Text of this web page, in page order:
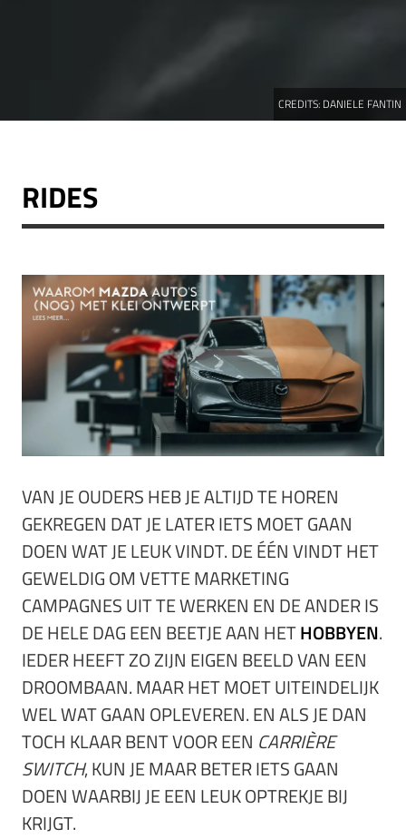
CREDITS: DANIELE FANTIN
RIDES
VAN JE OUDERS HEB JE ALTIJD TE HOREN
GEKREGEN DAT JE LATER IETS MOET GAAN
DOEN WAT JE LEUK VINDT. DE ÉÉN VINDT HET
GEWELDIG OM VETTE MARKETING
CAMPAGNES UIT TE WERKEN EN DE ANDER IS
DE HELE DAG EEN BEETJE AAN HETHOBBYEN.
IEDER HEEFT ZO ZIJN EIGEN BEELD VAN EEN
DROOMBAAN. MAAR HET MOET UITEINDELIJK
WEL WAT GAAN OPLEVEREN. EN ALS JE DAN
TOCH KLAAR BENT VOOR EEN CARRIÈRE
SWITCH, KUN JE MAAR BETER IETS GAAN
DOEN WAARBIJ JE EEN LEUK OPTREKJE BIJ
KRIJGT.